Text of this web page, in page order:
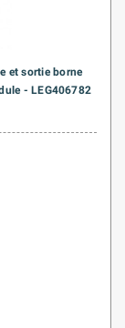
et sortie borne
- LEG406782